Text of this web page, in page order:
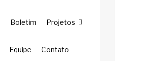
Boletim Projetos
Equipe Contato